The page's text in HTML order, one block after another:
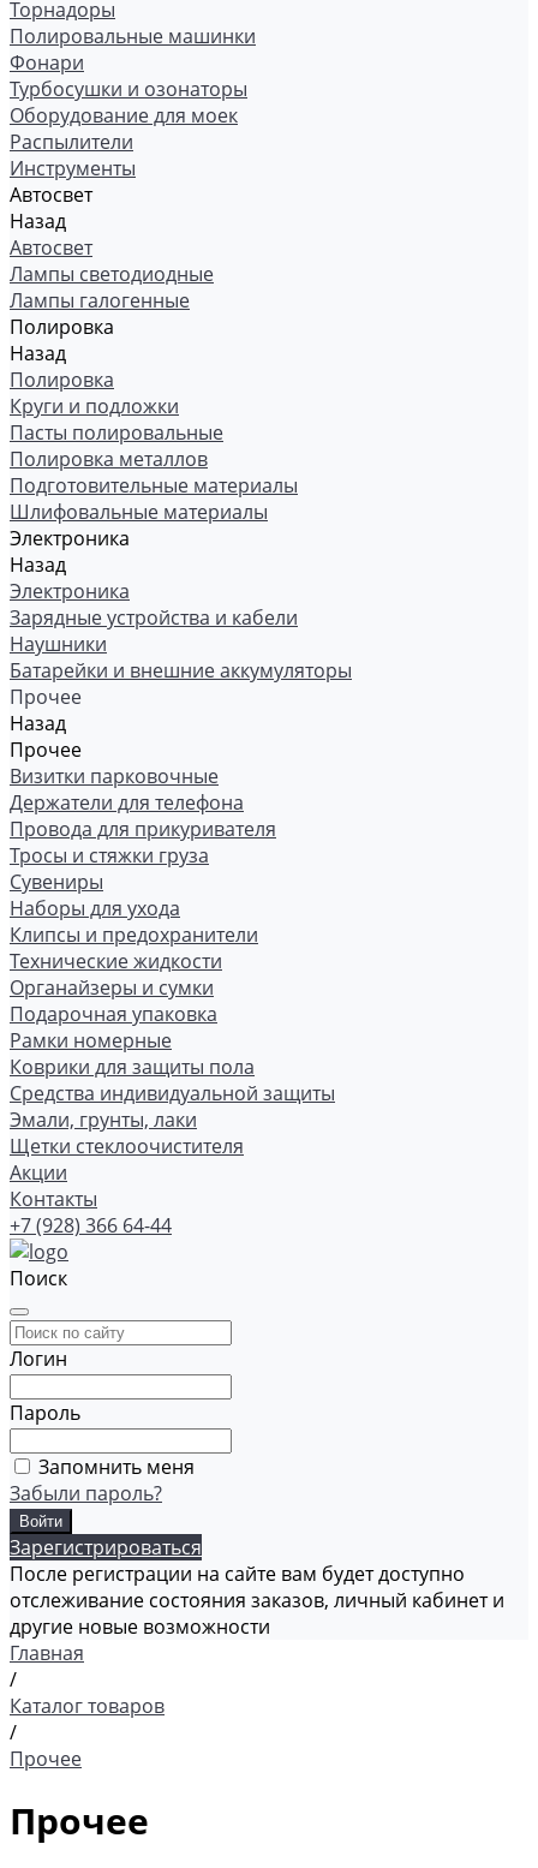
Торнадоры
Полировальные машинки
Фонари
Турбосушки и озонаторы
Оборудование для моек
Распылители
Инструменты
Автосвет
Назад
Автосвет
Лампы светодиодные
Лампы галогенные
Полировка
Назад
Полировка
Круги и подложки
Пасты полировальные
Полировка металлов
Подготовительные материалы
Шлифовальные материалы
Электроника
Назад
Электроника
Зарядные устройства и кабели
Наушники
Батарейки и внешние аккумуляторы
Прочее
Назад
Прочее
Визитки парковочные
Держатели для телефона
Провода для прикуривателя
Тросы и стяжки груза
Сувениры
Наборы для ухода
Клипсы и предохранители
Технические жидкости
Органайзеры и сумки
Подарочная упаковка
Рамки номерные
Коврики для защиты пола
Средства индивидуальной защиты
Эмали, грунты, лаки
Щетки стеклоочистителя
Акции
Контакты
+7 (928) 366 64-44
Поиск
Логин
Пароль
Запомнить меня
Забыли пароль?
Зарегистрироваться
После регистрации на сайте вам будет доступно
отслеживание состояния заказов, личный кабинет и
другие новые возможности
Главная
/
Каталог товаров
/
Прочее
Прочее